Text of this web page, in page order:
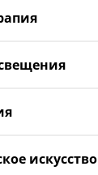
искусство